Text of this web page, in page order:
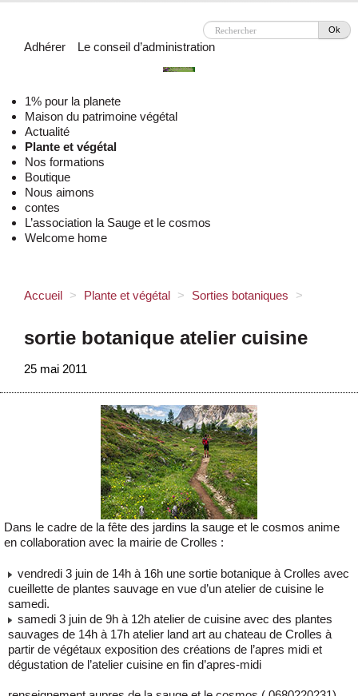
Ok
Adhérer Le conseil d’administration
1% pour la planete
Maison du patrimoine végétal
Actualité
Plante et végétal
Nos formations
Boutique
Nous aimons
contes
L’association la Sauge et le cosmos
Welcome home
Accueil > Plante et végétal > Sorties botaniques >
sortie botanique atelier cuisine
25 mai 2011
Dans le cadre de la fête des jardins la sauge et le cosmos anime
en collaboration avec la mairie de Crolles :
vendredi 3 juin de 14h à 16h une sortie botanique à Crolles avec
cueillette de plantes sauvage en vue d’un atelier de cuisine le
samedi.
samedi 3 juin de 9h à 12h atelier de cuisine avec des plantes
sauvages de 14h à 17h atelier land art au chateau de Crolles à
partir de végétaux exposition des créations de l’apres midi et
dégustation de l’atelier cuisine en fin d’apres-midi